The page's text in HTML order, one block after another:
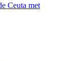
Ceuta met